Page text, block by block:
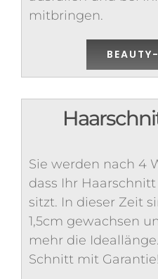
mitbringen.
Sie werden nach 4
dass Ihr
sitzt. In dieser Zeit
1,5cm gewachsen
mehr die
Schnitt mit Garantie!